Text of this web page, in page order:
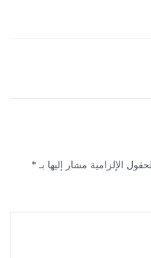
الإلزامية مشار إليها بـ *